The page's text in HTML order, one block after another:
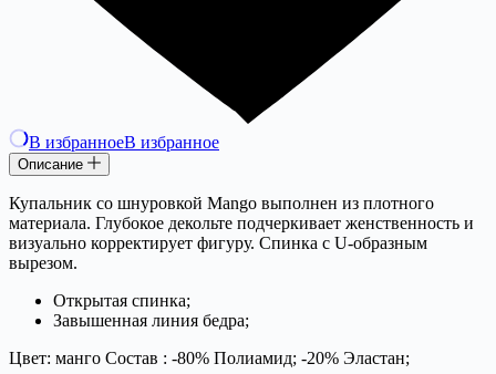
В избранноеВ избранное
Описание
Купальник cо шнуровкой Mango выполнен из плотного
материала. Глубокое декольте подчеркивает женственность и
визуально корректирует фигуру. Спинка с U-образным
вырезом.
Открытая спинка;
Завышенная линия бедра;
Цвет: манго Состав : -80% Полиамид; -20% Эластан;